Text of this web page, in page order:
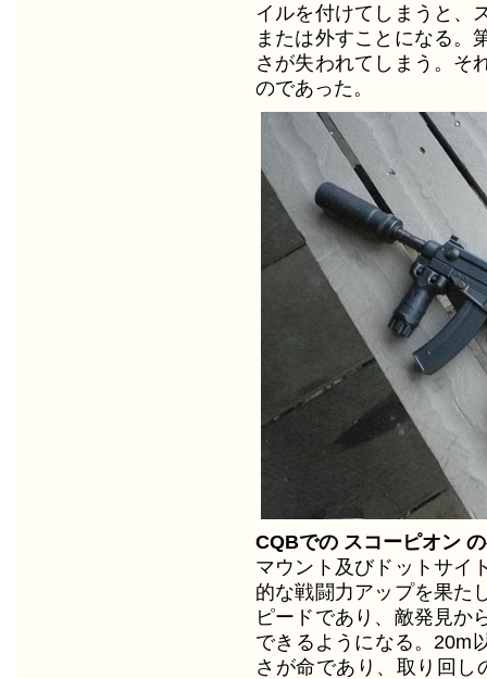
イルを付けてしまうと、
または外すことになる。
さが失われてしまう。そ
のであった。
CQBでの スコーピオン
マウント及びドットサイ
的な戦闘力アップを果た
ピードであり、敵発見か
できるようになる。20m
さが命であり、取り回し